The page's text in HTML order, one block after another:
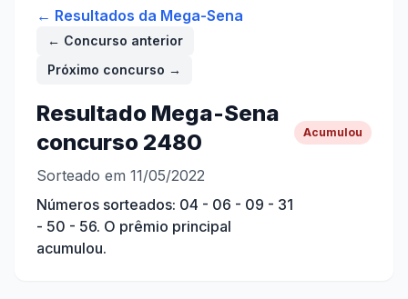
← Resultados da Mega-Sena
← Concurso anterior
Próximo concurso →
Resultado Mega-Sena
concurso 2480
Sorteado em 11/05/2022
Números sorteados: 04 - 06 - 09 - 31
- 50 - 56. O prêmio principal
acumulou.
Acumulou